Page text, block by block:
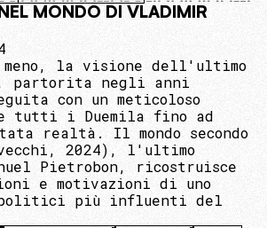
MONDO DI VLADIMIR
meno, la visione dell'ultimo
partorita negli anni
con un meticoloso
tutti i Duemila fino ad
realtà. Il mondo secondo
2024), l'ultimo
Pietrobon, ricostruisce
e motivazioni di uno
politici più influenti del